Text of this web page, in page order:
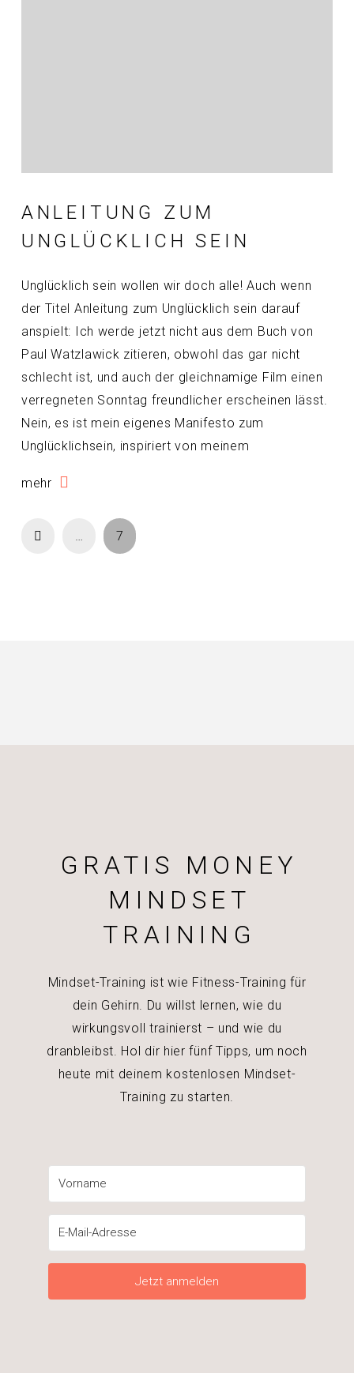
ANLEITUNG ZUM
UNGLÜCKLICH SEIN
Unglücklich sein wollen wir doch alle! Auch wenn
der Titel Anleitung zum Unglücklich sein darauf
anspielt: Ich werde jetzt nicht aus dem Buch von
Paul Watzlawick zitieren, obwohl das gar nicht
schlecht ist, und auch der gleichnamige Film einen
verregneten Sonntag freundlicher erscheinen lässt.
Nein, es ist mein eigenes Manifesto zum
Unglücklichsein, inspiriert von meinem
mehr
… 7
GRATIS MONEY
MINDSET
TRAINING
Mindset-Training ist wie Fitness-Training für
dein Gehirn. Du willst lernen, wie du
wirkungsvoll trainierst – und wie du
dranbleibst. Hol dir hier fünf Tipps, um noch
heute mit deinem kostenlosen Mindset-
Training zu starten.
Jetzt anmelden